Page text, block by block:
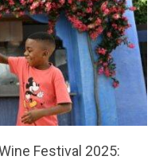
Festival 2025: